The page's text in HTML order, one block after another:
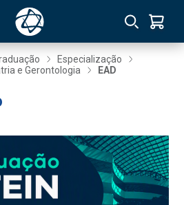
Especialização
e Gerontologia EAD